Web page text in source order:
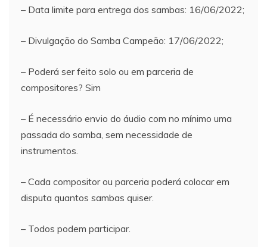
– Data limite para entrega dos sambas: 16/06/2022;
– Divulgação do Samba Campeão: 17/06/2022;
– Poderá ser feito solo ou em parceria de
compositores? Sim
– É necessário envio do áudio com no mínimo uma
passada do samba, sem necessidade de
instrumentos.
– Cada compositor ou parceria poderá colocar em
disputa quantos sambas quiser.
– Todos podem participar.